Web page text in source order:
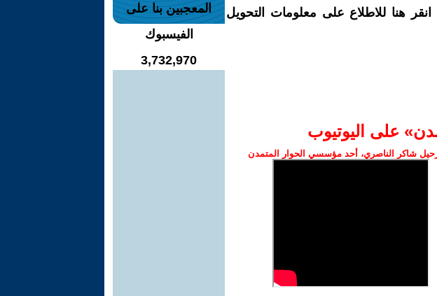
انقر هنا للاطلاع على معلومات التحويل
على اليوتيوب
شاكر الناصري، أحد مؤسسي الحوار المتمدن
المعجبين بنا على
الفيسبوك
3,732,970